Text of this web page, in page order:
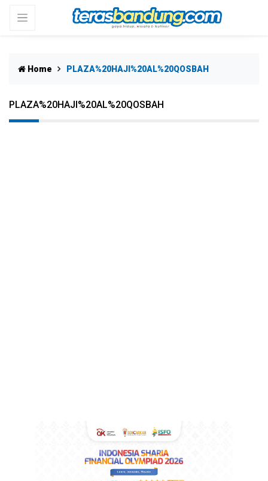
Home PLAZA%20HAJI%20AL%20QOSBAH
PLAZA%20HAJI%20AL%20QOSBAH